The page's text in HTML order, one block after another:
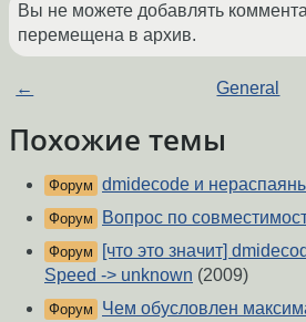
Вы не можете добавлять
перемещена в архив.
← General
Похожие темы
Форум dmidecode и
Форум Вопрос по
Форум
[что это значит]
Speed -> unknown (2009)
Форум
Чем обусловлен